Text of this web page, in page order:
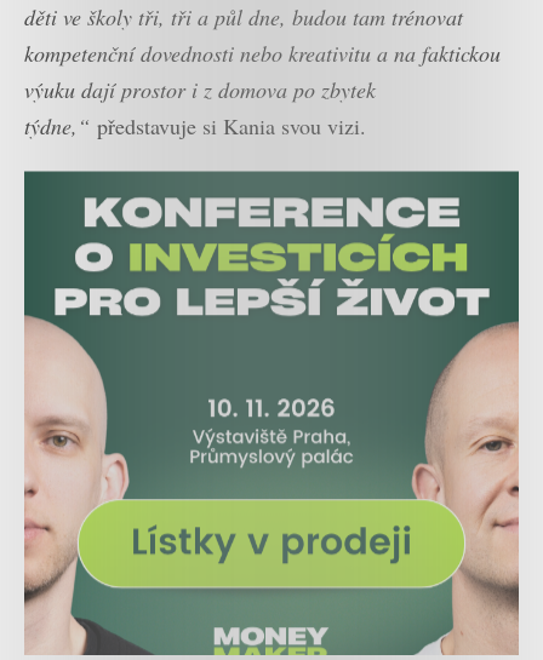
děti ve školy tři, tři a půl dne, budou tam trénovat
kompetenční dovednosti nebo kreativitu a na faktickou
výuku dají prostor i z domova po zbytek
týdne,“ představuje si Kania svou vizi.